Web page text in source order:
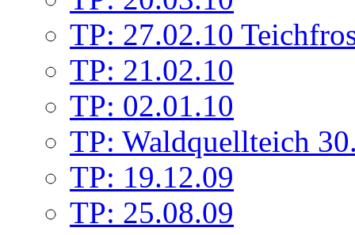
TP: 27.02.10
TP: 21.02.10
TP: 02.01.10
TP: Waldquellteich
TP: 19.12.09
TP: 25.08.09